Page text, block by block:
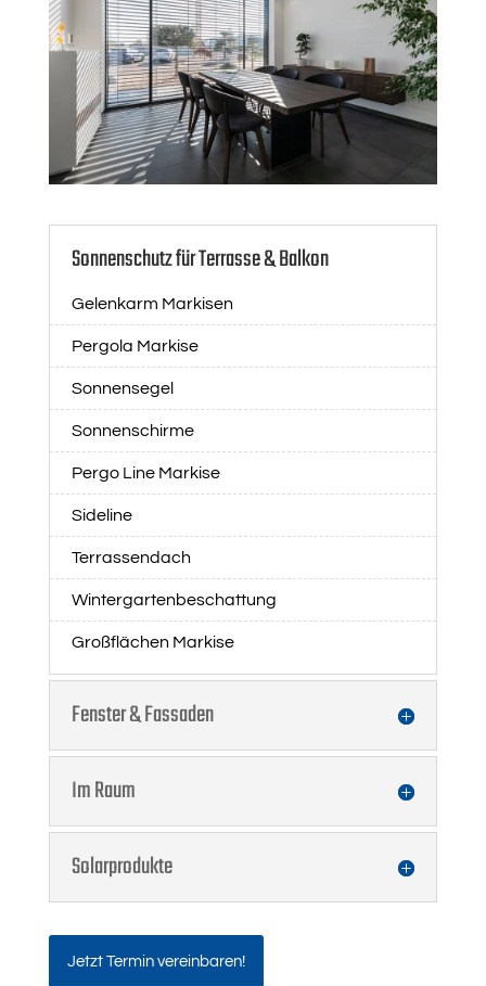
Sonnenschutz für Terrasse & Balkon
Gelenkarm Markisen
Pergola Markise
Sonnensegel
Sonnenschirme
Pergo Line Markise
Sideline
Terrassendach
Wintergartenbeschattung
Großflächen Markise
Fenster & Fassaden
Im Raum
Solarprodukte
Jetzt Termin vereinbaren!